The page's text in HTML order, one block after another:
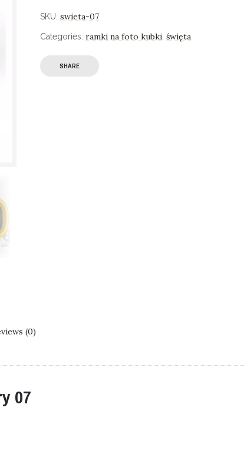
SKU:swieta-07
Categories:ramki na foto kubki ,święta
SHARE
(0)
07